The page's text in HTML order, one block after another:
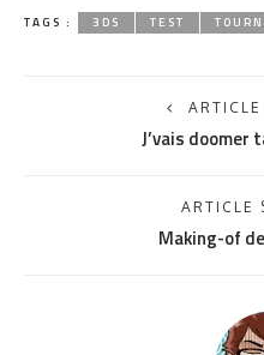
TAGS : 3DS TEST
J’vais
ARTICLE
Making-of